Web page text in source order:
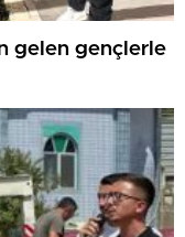
gelen gençlerle